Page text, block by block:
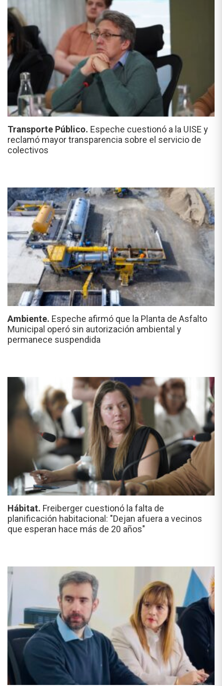
Transporte Público. Espeche cuestionó a la UISE y
reclamó mayor transparencia sobre el servicio de
colectivos
Ambiente. Espeche afirmó que la Planta de Asfalto
Municipal operó sin autorización ambiental y
permanece suspendida
Hábitat. Freiberger cuestionó la falta de
planificación habitacional: "Dejan afuera a vecinos
que esperan hace más de 20 años"